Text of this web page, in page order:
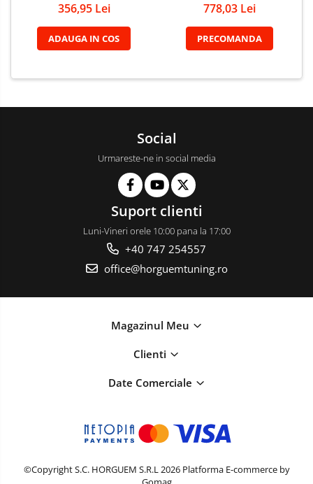
356,95 Lei
ADAUGA IN COS
778,03 Lei
PRECOMANDA
Social
Urmareste-ne in social media
Suport clienti
Luni-Vineri orele 10:00 pana la 17:00
+40 747 254557
office@horguemtuning.ro
Magazinul Meu
Clienti
Date Comerciale
©Copyright S.C. HORGUEM S.R.L 2026 Platforma E-commerce by